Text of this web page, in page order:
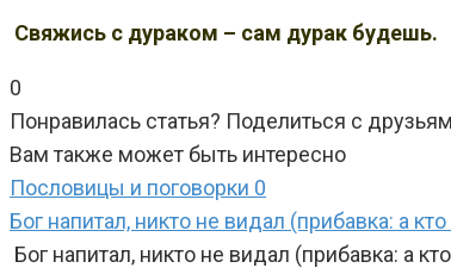
Свяжись с дураком – сам дурак будешь.
0
Понравилась статья? Поделиться с
Вам также может быть интересно
Пословицы и поговорки 0
Бог напитал, никто не видал (прибавка: а
Бог напитал, никто не видал (прибавка: а